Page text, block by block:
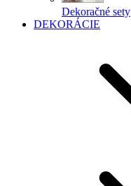
Dekoračné sety
DEKORÁCIE